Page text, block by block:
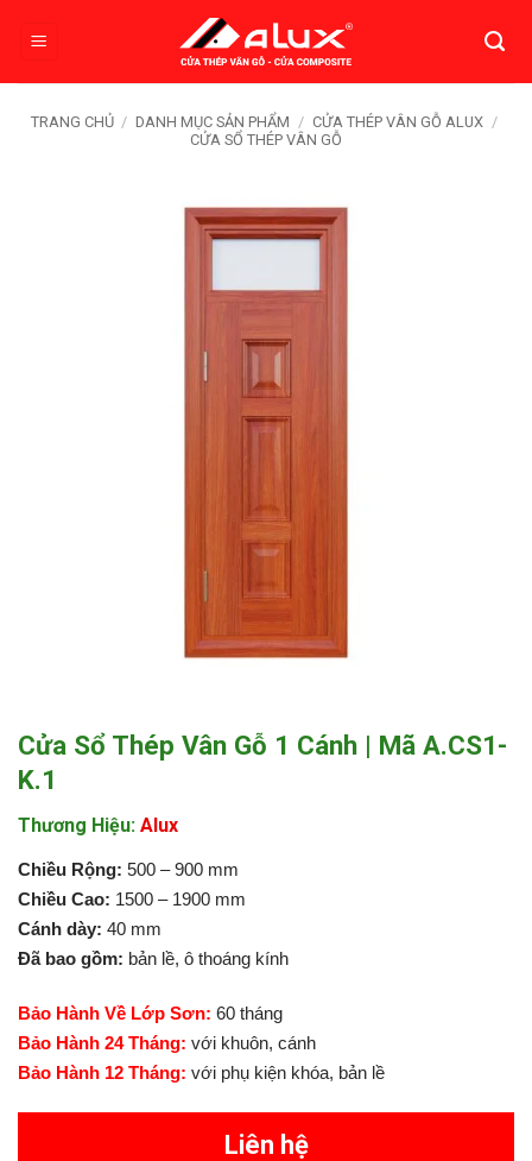
TRANG CHỦ / DANH MỤC SẢN PHẨM / CỬA THÉP VÂN GỖ ALUX /
CỬA SỔ THÉP VÂN GỖ
Cửa Sổ Thép Vân Gỗ 1 Cánh | Mã A.CS1-
K.1
Thương Hiệu: Alux
Chiều Rộng: 500 – 900 mm
Chiều Cao: 1500 – 1900 mm
Cánh dày: 40 mm
Đã bao gồm: bản lề, ô thoáng kính
Bảo Hành Về Lớp Sơn: 60 tháng
Bảo Hành 24 Tháng: với khuôn, cánh
Bảo Hành 12 Tháng: với phụ kiện khóa, bản lề
Liên hệ